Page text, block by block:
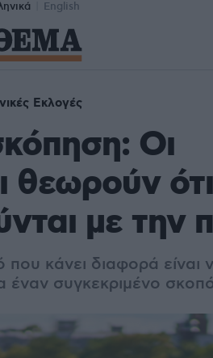
English
Εκλογές
Οι
θεωρούν
με την
που κάνει διαφορά είναι
έναν συγκεκριμένο